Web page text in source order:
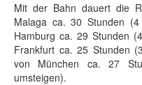
Mit der Bahn dauert die
Malaga ca. 30 Stunden
Hamburg ca. 29 Stunden
Frankfurt ca. 25 Stunden
von München ca. 27
umsteigen).